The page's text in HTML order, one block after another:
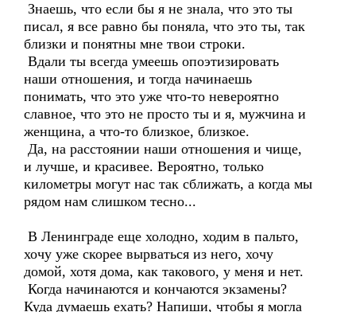
Знаешь, что если бы я не знала, что это ты
писал, я все равно бы поняла, что это ты, так
близки и понятны мне твои строки.
Вдали ты всегда умеешь опоэтизировать
наши отношения, и тогда начинаешь
понимать, что это уже что-то невероятно
славное, что это не просто ты и я, мужчина и
женщина, а что-то близкое, близкое.
Да, на расстоянии наши отношения и чище,
и лучше, и красивее. Вероятно, только
километры могут нас так сближать, а когда мы
рядом нам слишком тесно...
В Ленинграде еще холодно, ходим в пальто,
хочу уже скорее вырваться из него, хочу
домой, хотя дома, как такового, у меня и нет.
Когда начинаются и кончаются экзамены?
Куда думаешь ехать? Напиши, чтобы я могла